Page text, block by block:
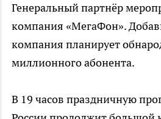
Генеральный партнёр
компания «МегаФон».
компания планирует
миллионного абонента.
В 19 часов праздничную